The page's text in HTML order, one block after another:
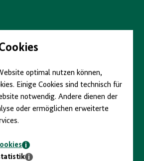
optimal nutzen können,
Einige Cookies sind technisch für
notwendig. Andere dienen der
oder ermöglichen erweiterte